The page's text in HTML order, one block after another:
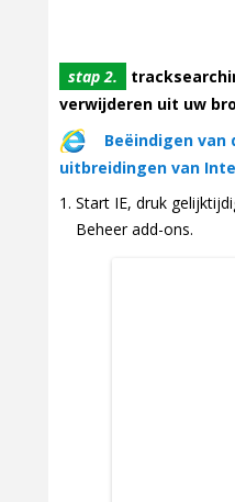
stap 2.
verwijderen uit uw
Beëindigen van
uitbreidingen van
Start IE, druk
Beheer add-ons.